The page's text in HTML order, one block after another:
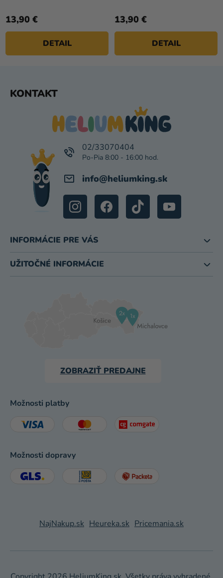
13,90 €
DETAIL
13,90 €
DETAIL
KONTAKT
info@heliumking.sk
02/33070404
INFORMÁCIE PRE VÁS
UŽITOČNÉ INFORMÁCIE
ZOBRAZIŤ PREDAJNE
Možnosti platby
Možnosti dopravy
NajNakup.sk Heureka.sk Pricemania.sk